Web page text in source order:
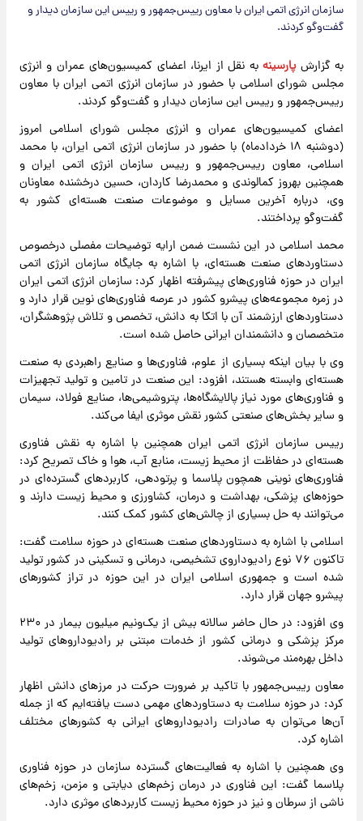
سازمان انرژی اتمی ایران با معاون رییس‌جمهور و رییس این سازمان دیدار و
گفت‌وگو کردند.
به گزارش پارسینهبه نقل از ایرنا، اعضای کمیسیون‌های عمران و انرژی
مجلس شورای اسلامی با حضور در سازمان انرژی اتمی ایران با معاون
رییس‌جمهور و رییس این سازمان دیدار و گفت‌وگو کردند.
اعضای کمیسیون‌های عمران و انرژی مجلس شورای اسلامی امروز
(دوشنبه ۱۸ خردادماه) با حضور در سازمان انرژی اتمی ایران، با محمد
اسلامی، معاون رییس‌جمهور و رییس سازمان انرژی اتمی ایران و
همچنین بهروز کمالوندی و محمدرضا کاردان، حسین درخشنده معاونان
وی، درباره آخرین مسایل و موضوعات صنعت هسته‌ای کشور به
گفت‌وگو پرداختند.
محمد اسلامی در این نشست ضمن ارایه توضیحات مفصلی درخصوص
دستاوردهای صنعت هسته‌ای، با اشاره به جایگاه سازمان انرژی اتمی
ایران در حوزه فناوری‌های پیشرفته اظهار کرد: سازمان انرژی اتمی ایران
در زمره مجموعه‌های پیشرو کشور در عرصه فناوری‌های نوین قرار دارد و
دستاوردهای ارزشمند آن با اتکا به دانش، تخصص و تلاش پژوهشگران،
متخصصان و دانشمندان ایرانی حاصل شده است.
وی با بیان اینکه بسیاری از علوم، فناوری‌ها و صنایع راهبردی به صنعت
هسته‌ای وابسته هستند، افزود: این صنعت در تامین و تولید تجهیزات
و فناوری‌های مورد نیاز پالایشگاه‌ها، پتروشیمی‌ها، صنایع فولاد، سیمان
و سایر بخش‌های صنعتی کشور نقش موثری ایفا می‌کند.
رییس سازمان انرژی اتمی ایران همچنین با اشاره به نقش فناوری
هسته‌ای در حفاظت از محیط زیست، منابع آب، هوا و خاک تصریح کرد:
فناوری‌های نوینی همچون پلاسما و پرتودهی، کاربردهای گسترده‌ای در
حوزه‌های پزشکی، بهداشت و درمان، کشاورزی و محیط زیست دارند و
می‌توانند به حل بسیاری از چالش‌های کشور کمک کنند.
اسلامی با اشاره به دستاوردهای صنعت هسته‌ای در حوزه سلامت گفت:
تاکنون ۷۶ نوع رادیوداروی تشخیصی، درمانی و تسکینی در کشور تولید
شده است و جمهوری اسلامی ایران در این حوزه در تراز کشورهای
پیشرو جهان قرار دارد.
وی افزود: در حال حاضر سالانه بیش از یک‌ونیم میلیون بیمار در ۲۳۰
مرکز پزشکی و درمانی کشور از خدمات مبتنی بر رادیوداروهای تولید
داخل بهره‌مند می‌شوند.
معاون رییس‌جمهور با تاکید بر ضرورت حرکت در مرزهای دانش اظهار
کرد: در حوزه سلامت به دستاوردهای مهمی دست یافته‌ایم که از جمله
آن‌ها می‌توان به صادرات رادیوداروهای ایرانی به کشورهای مختلف
اشاره کرد.
وی همچنین با اشاره به فعالیت‌های گسترده سازمان در حوزه فناوری
پلاسما گفت: این فناوری در درمان زخم‌های دیابتی و مزمن، زخم‌های
ناشی از سرطان و نیز در حوزه محیط زیست کاربردهای موثری دارد.